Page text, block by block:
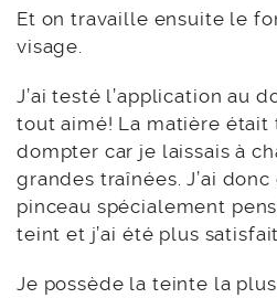
Et on travaille ensuite le
visage.
J’ai testé l’application au
tout aimé! La matière
dompter car je laissais à
grandes traînées. J’ai
pinceau spécialement
teint et j’ai été plus
Je possède la teinte la